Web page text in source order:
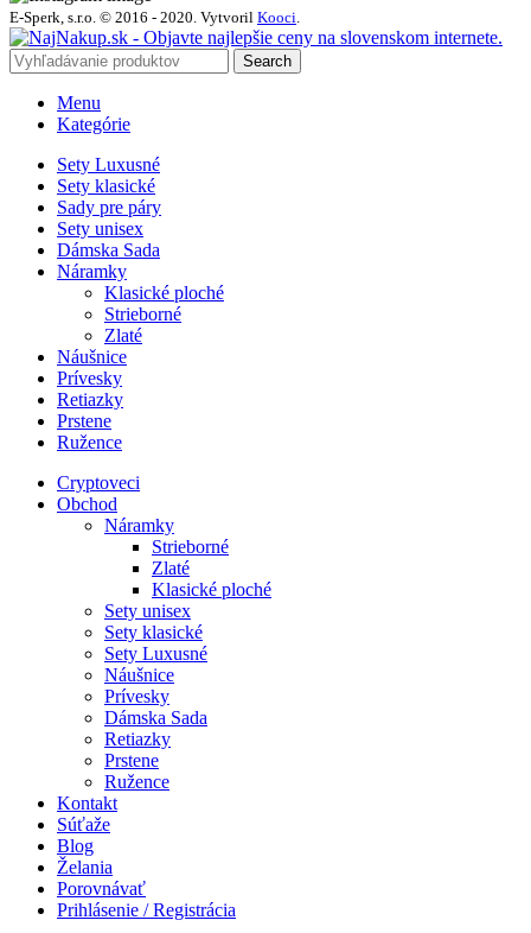
E-Sperk, s.r.o. © 2016 - 2020. Vytvoril Kooci.
Search
Menu
Kategórie
Sety Luxusné
Sety klasické
Sady pre páry
Sety unisex
Dámska Sada
Náramky
Klasické ploché
Strieborné
Zlaté
Náušnice
Prívesky
Retiazky
Prstene
Ružence
Cryptoveci
Obchod
Náramky
Strieborné
Zlaté
Klasické ploché
Sety unisex
Sety klasické
Sety Luxusné
Náušnice
Prívesky
Dámska Sada
Retiazky
Prstene
Ružence
Kontakt
Súťaže
Blog
Želania
Porovnávať
Prihlásenie / Registrácia